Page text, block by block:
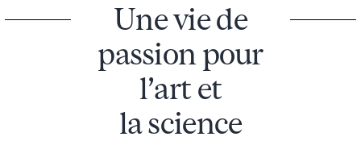
Une vie de
passion pour
l’art et
la science